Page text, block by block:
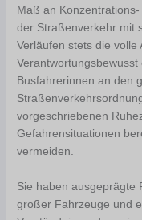
Maß an
der Straßenverkehr mit
Verläufen stets die volle
Busfahrerinnen an den
vorgeschriebenen
Gefahrensituationen
vermeiden.
Sie haben ausgeprägte
großer Fahrzeuge und